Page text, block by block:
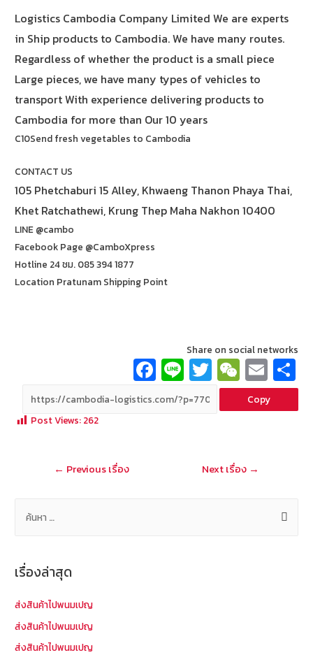
Logistics Cambodia Company Limited We are experts
in Ship products to Cambodia. We have many routes.
Regardless of whether the product is a small piece
Large pieces, we have many types of vehicles to
transport With experience delivering products to
Cambodia for more than Our 10 years
C10Send fresh vegetables to Cambodia
CONTACT US
105 Phetchaburi 15 Alley, Khwaeng Thanon Phaya Thai,
Khet Ratchathewi, Krung Thep Maha Nakhon 10400
LINE @cambo
Facebook Page @CamboXpress
Hotline 24 ชม. 085 394 1877
Location Pratunam Shipping Point
Share on social networks
Fa
ce
b
Li
n
e
T
wi
tt
W
e
C
at
E
m
ai
Copy
Post Views: 262
แนะแนว
← Previous เรื่อง Next เรื่อง →
ห
รั
เรื่องล่าสุด
ส่งสินค้าไปพนมเปญ
ส่งสินค้าไปพนมเปญ
ส่งสินค้าไปพนมเปญ